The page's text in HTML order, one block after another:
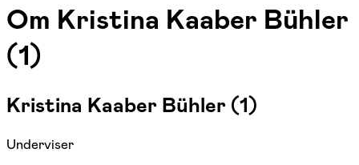
Om Kristina Kaaber Bühler
(1)
Kristina Kaaber Bühler (1)
Underviser